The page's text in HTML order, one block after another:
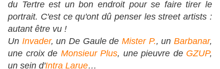
du Tertre est un bon endroit pour se faire tirer le
portrait. C'est ce qu'ont dû penser les street artists :
autant être vu !
Un Invader, un De Gaule deMister P., unBarbanar,
une croix de Monsieur Plus, une pieuvre de GZUP,
un sein d'Intra Larue…